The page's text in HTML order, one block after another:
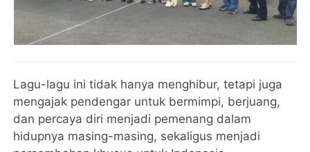
Lagu-lagu ini tidak hanya menghibur, tetapi juga
mengajak pendengar untuk bermimpi, berjuang,
dan percaya diri menjadi pemenang dalam
hidupnya masing-masing, sekaligus menjadi